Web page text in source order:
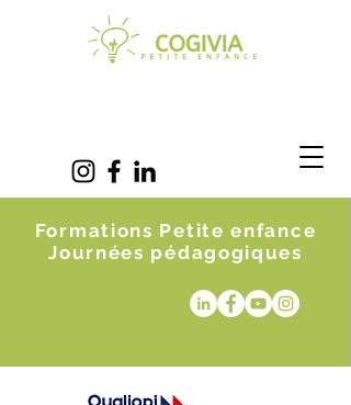
Formations Petite enfance
Journées pédagogiques